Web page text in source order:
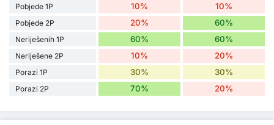
Pobjede 1P
10% 10%
Pobjede 2P 20% 60%
Neriješenih 1P 60% 60%
Neriješene 2P 10% 20%
Porazi 1P 30% 30%
Porazi 2P 70% 20%